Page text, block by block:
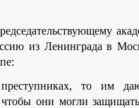
из Ленинграда в
то им
чтобы они могли